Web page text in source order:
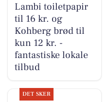
Lambi toiletpapir
til 16 kr. og
Kohberg brød til
kun 12 kr. -
fantastiske lokale
tilbud
DET SKER